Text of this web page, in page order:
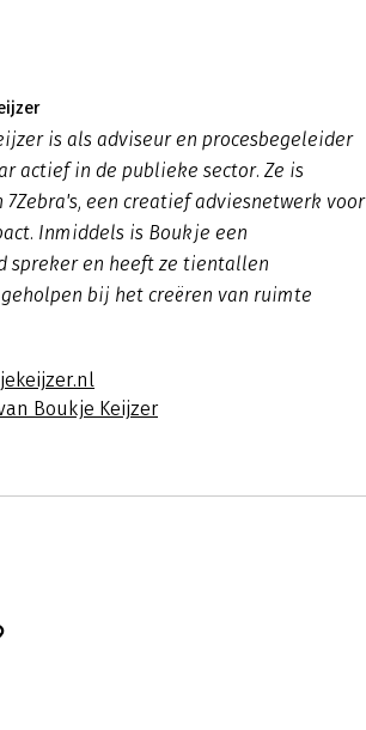
is als adviseur en procesbegeleider
actief in de publieke sector. Ze is
een creatief adviesnetwerk voor
Inmiddels is Boukje een
spreker en heeft ze tientallen
bij het creëren van ruimte
Boukje Keijzer